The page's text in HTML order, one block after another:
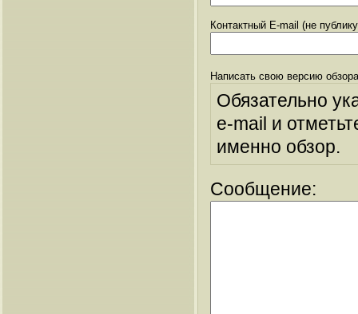
Контактный E-mail (не
Написать свою версию
Обязательно
e-mail и
именно обзор.
Сообщение: